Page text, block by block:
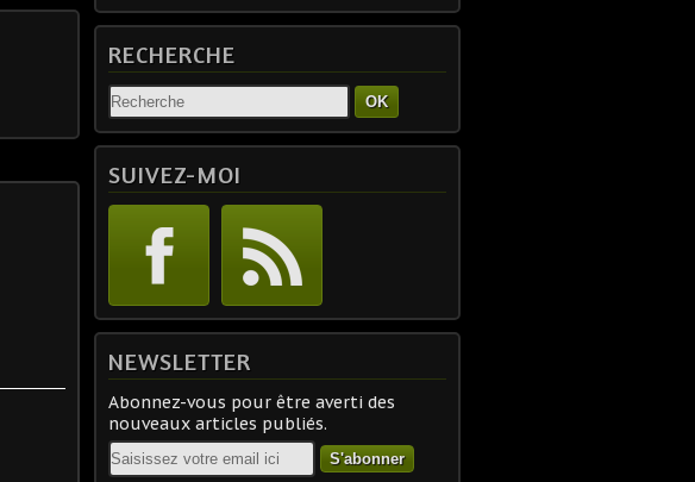
RECHERCHE
OK
SUIVEZ-MOI
NEWSLETTER
Abonnez-vous pour être averti des
nouveaux articles publiés.
Email